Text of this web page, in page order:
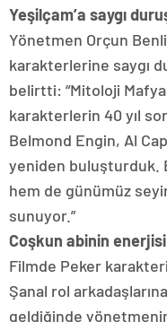
Yeşilçam’a saygı
Yönetmen Orçun
karakterlerine saygı
belirtti: “Mitoloji
karakterlerin 40 yıl
Belmond Engin, Al
yeniden buluşturduk.
hem de günümüz
sunuyor.”
Coşkun abinin
Filmde Peker
Şanal rol
geldiğinde